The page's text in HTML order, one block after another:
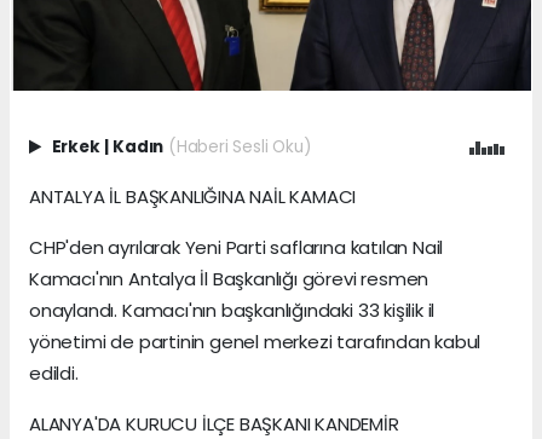
Erkek | Kadın (Haberi Sesli Oku)
ANTALYA İL BAŞKANLIĞINA NAİL KAMACI
CHP'den ayrılarak Yeni Parti saflarına katılan Nail
Kamacı'nın Antalya İl Başkanlığı görevi resmen
onaylandı. Kamacı'nın başkanlığındaki 33 kişilik il
yönetimi de partinin genel merkezi tarafından kabul
edildi.
ALANYA'DA KURUCU İLÇE BAŞKANI KANDEMİR